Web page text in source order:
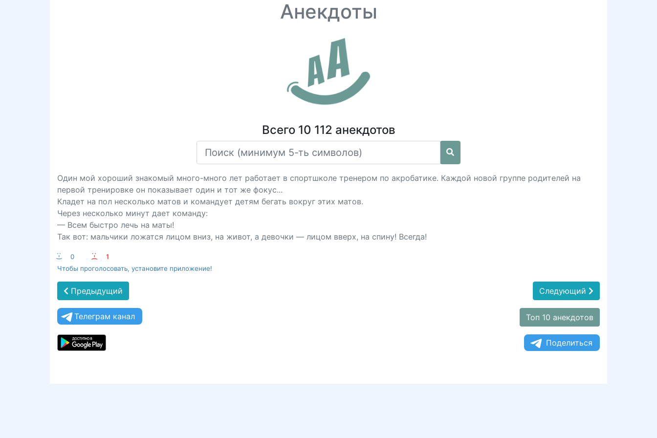
Анекдоты
Всего 10 112 анекдотов
Один мой хороший знакомый много-много лет работает в спортшколе тренером по акробатике. Каждой новой группе родителей на
первой тренировке он показывает один и тот же фокус...
Кладет на пол несколько матов и командует детям бегать вокруг этих матов.
Через несколько минут дает команду:
— Всем быстро лечь на маты!
Так вот: мальчики ложатся лицом вниз, на живот, а девочки — лицом вверх, на спину! Всегда!
:-) 0 :-(
1
Чтобы проголосовать, установите приложение!
Предыдущий Следующий
Телеграм канал Топ 10 анекдотов
Поделиться